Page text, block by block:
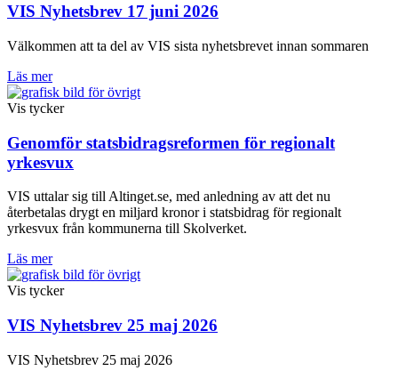
VIS Nyhetsbrev 17 juni 2026
Välkommen att ta del av VIS sista nyhetsbrevet innan sommaren
Läs mer
Vis tycker
Genomför statsbidragsreformen för regionalt
yrkesvux
VIS uttalar sig till Altinget.se, med anledning av att det nu
återbetalas drygt en miljard kronor i statsbidrag för regionalt
yrkesvux från kommunerna till Skolverket.
Läs mer
Vis tycker
VIS Nyhetsbrev 25 maj 2026
VIS Nyhetsbrev 25 maj 2026